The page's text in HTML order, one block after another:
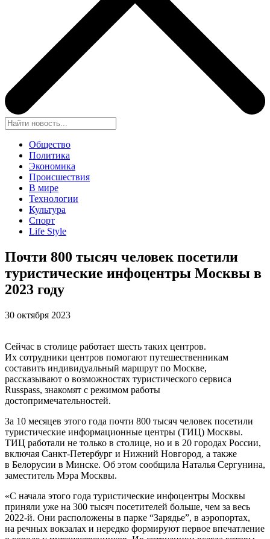
Общество
Политика
Экономика
Происшествия
В мире
Технологии
Культура
Спорт
Life Style
Почти 800 тысяч человек посетили
туристические инфоцентры Москвы в
2023 году
30 октября 2023
Сейчас в столице работает шесть таких центров.
Их сотрудники центров помогают путешественникам
составить индивидуальный маршрут по Москве,
рассказывают о возможностях туристического сервиса
Russpass, знакомят с режимом работы
достопримечательностей.
За 10 месяцев этого года почти 800 тысяч человек посетили
туристические информационные центры (ТИЦ) Москвы.
ТИЦ работали не только в столице, но и в 20 городах России,
включая Санкт-Петербург и Нижний Новгород, а также
в Белорусии в Минске. Об этом сообщила Наталья Сергунина,
заместитель Мэра Москвы.
«С начала этого года туристические инфоцентры Москвы
приняли уже на 300 тысяч посетителей больше, чем за весь
2022-й. Они расположены в парке “Зарядье”, в аэропортах,
на речных вокзалах и нередко формируют первое впечатление